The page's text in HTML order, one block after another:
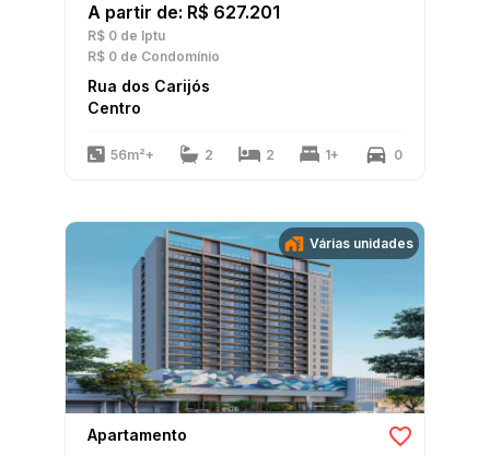
A partir de: R$ 627.201
R$ 0 de Iptu
R$ 0 de Condomínio
Rua dos Carijós
Centro
56m²+ 2 2 1+ 0
Várias unidades
Apartamento